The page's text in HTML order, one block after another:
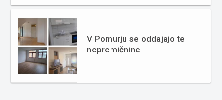
V Pomurju se oddajajo te
nepremičnine